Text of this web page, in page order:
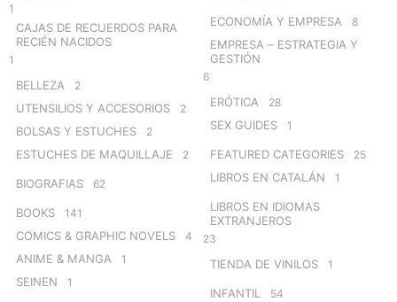
1
CAJAS DE RECUERDOS PARA
RECIÉN NACIDOS
1
BELLEZA 2
UTENSILIOS Y ACCESORIOS 2
BOLSAS Y ESTUCHES 2
ESTUCHES DE MAQUILLAJE 2
BIOGRAFIAS 62
BOOKS 141
COMICS & GRAPHIC NOVELS 4
ANIME & MANGA 1
SEINEN 1
ECONOMÍA Y EMPRESA 8
EMPRESA – ESTRATEGIA Y
GESTIÓN
6
ERÓTICA 28
SEX GUIDES 1
FEATURED CATEGORIES 25
LIBROS EN CATALÁN 1
LIBROS EN IDIOMAS
EXTRANJEROS
23
TIENDA DE VINILOS 1
INFANTIL 54